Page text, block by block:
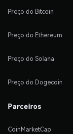
Preço do Bitcoin
Preço do Ethereum
Preço do Solana
Preço do Dogecoin
Parceiros
CoinMarketCap